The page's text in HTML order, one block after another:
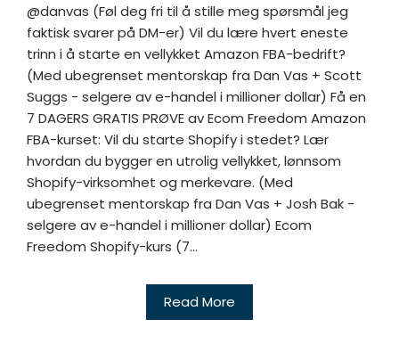
@danvas (Føl deg fri til å stille meg spørsmål jeg
faktisk svarer på DM-er) Vil du lære hvert eneste
trinn i å starte en vellykket Amazon FBA-bedrift?
(Med ubegrenset mentorskap fra Dan Vas + Scott
Suggs - selgere av e-handel i millioner dollar) Få en
7 DAGERS GRATIS PRØVE av Ecom Freedom Amazon
FBA-kurset: Vil du starte Shopify i stedet? Lær
hvordan du bygger en utrolig vellykket, lønnsom
Shopify-virksomhet og merkevare. (Med
ubegrenset mentorskap fra Dan Vas + Josh Bak -
selgere av e-handel i millioner dollar) Ecom
Freedom Shopify-kurs (7...
Read More